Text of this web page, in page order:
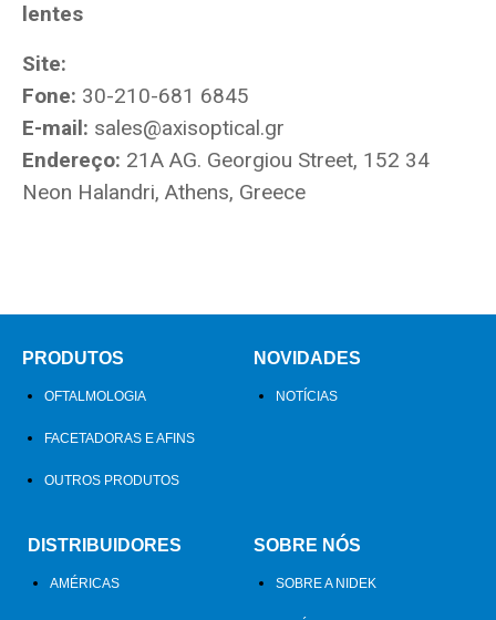
lentes
Site:
Fone: 30-210-681 6845
E-mail: sales@axisoptical.gr
Endereço: 21A AG. Georgiou Street, 152 34
Neon Halandri, Athens, Greece
PRODUTOS
OFTALMOLOGIA
FACETADORAS E AFINS
OUTROS PRODUTOS
NOVIDADES
NOTÍCIAS
DISTRIBUIDORES
AMÉRICAS
SOBRE NÓS
SOBRE A NIDEK